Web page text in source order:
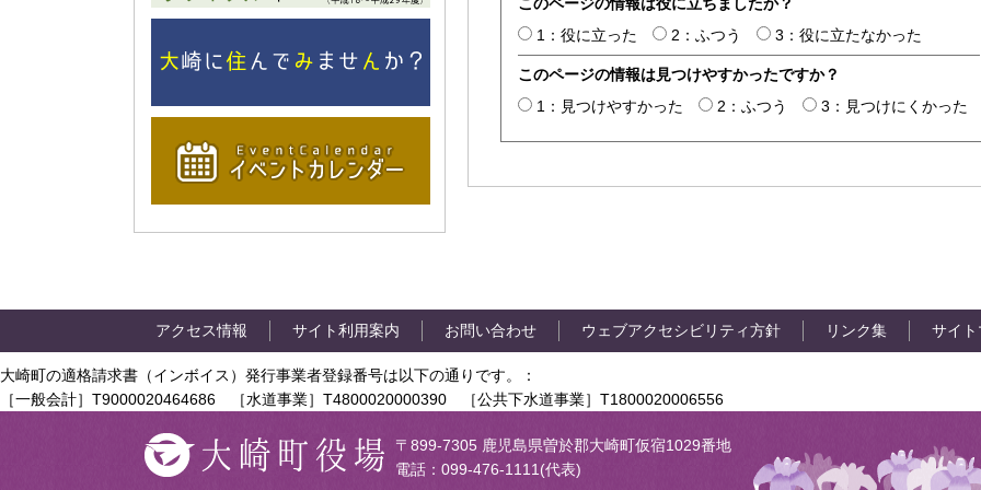
1：役に立った
2：ふつう 3：役に立たなかった
このページの情報は見つけやすかったですか？
1：見つけやすかった
2：ふつう 3：見つけにくかった
アクセス情報 サイト利用案内 お問い合わせ ウェブアクセシビリティ方針 リンク集 サイ
大崎町の適格請求書（インボイス）発行事業者登録番号は以下の通りです。：
［一般会計］T9000020464686 ［水道事業］T4800020000390 ［公共下水道事業］T1800020006556
〒899-7305 鹿児島県曽於郡大崎町仮宿1029番地
電話：099-476-1111(代表)